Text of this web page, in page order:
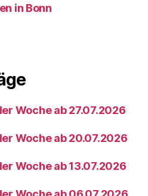
in Bonn
Woche ab 27.07.2026
Woche ab 20.07.2026
Woche ab 13.07.2026